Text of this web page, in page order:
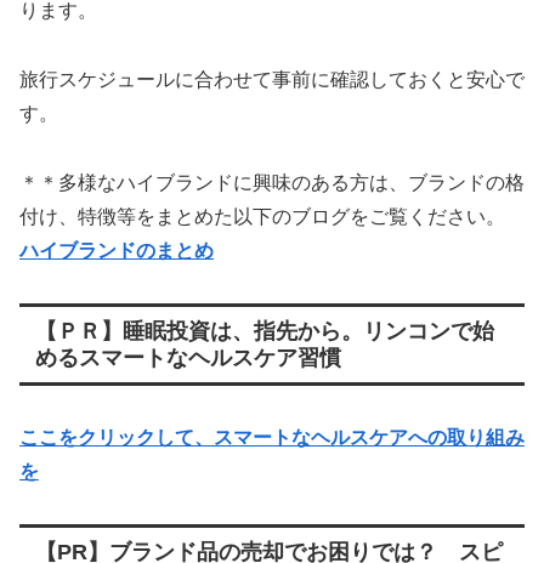
ります。
旅行スケジュールに合わせて事前に確認しておくと安心で
す。
＊＊多様なハイブランドに興味のある方は、ブランドの格
付け、特徴等をまとめた以下のブログをご覧ください。
ハイブランドのまとめ
【ＰＲ】睡眠投資は、指先から。リンコンで始
めるスマートなヘルスケア習慣
ここをクリックして、スマートなヘルスケアへの取り組み
を
【PR】ブランド品の売却でお困りでは？ スピ